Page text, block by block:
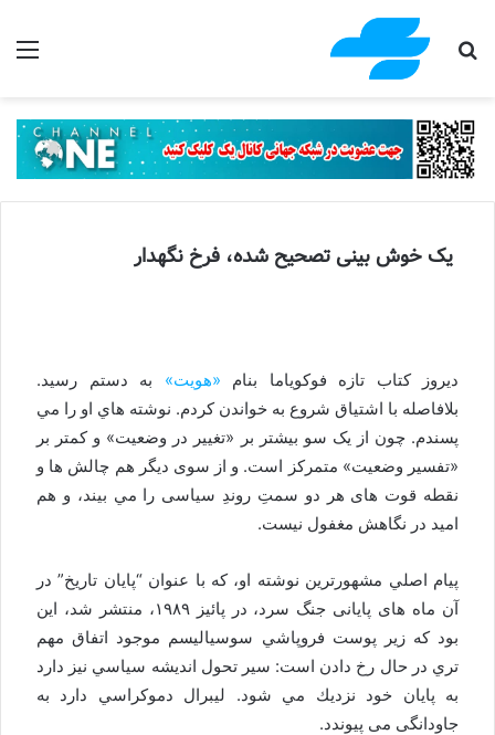
جستجو برای
یک خوش بینی تصحیح شده، فرخ نگهدار
‫دیروز كتاب تازه فوكوياما بنام «هويت» به دستم رسيد.‬
بلافاصله با اشتیاق شروع به خواندن کردم. ‫نوشته هاي او را مي
پسندم. چون از یک سو بيشتر بر «تغيير در وضعيت» و كمتر بر
«تفسیر وضعیت» متمرکز است. و از سوی دیگر هم چالش ها و
نقطه قوت های هر دو سمتِ روندِ سیاسی را مي بيند، و هم
امید در نگاهش مغفول نیست.
پيام اصلي ‫مشهورترين نوشته او، كه با عنوان “پايان تاريخ” در
آن ماه های پایانی جنگ سرد، در پائیز ۱۹۸۹، منتشر شد، اين
بود كه زير پوست فروپاشي سوسياليسم موجود اتفاق مهم
تري در حال رخ دادن است: سير تحول انديشه سياسي نيز دارد
به پايان خود نزديك مي شود. ليبرال دموكراسي دارد به
جاودانگی می پیوندد.